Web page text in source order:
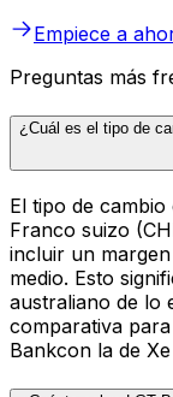
Empiece a
Preguntas más
¿Cuál es el tipo de
El tipo de
Franco suizo
incluir un
medio. Esto
australiano de lo
comparativa
Bankcon la de